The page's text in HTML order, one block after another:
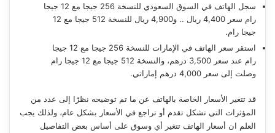
سجل الهاتف في السوق السعودي للنسخة 256 جيجا مع 12 جيجا
رام سعر 4,400 ريال .. و4,900 ريال للنسخة 512 جيجا مع 12
جيجا رام.
استقر سعر الهاتف في الإمارات للنسخة 256 جيجا مع 12 جيجا
رام عند سعر 3,500 درهم، والنسخة 512 جيجا مع 12 جيجا رام
وصلت إلى سعر 4,000 درهم إماراتي.
قد تتغير الأسعار الخاصة بالهاتف عن ما تم توضيحه نظرًا إلى عدد من
المؤثرات التي تشكل تقدم أو تراجع في الأسعار بشكل عام، ولذلك يجب
العلم ان أسعار الهاتف تتغير أي وسوق على أساس بعض التفاصيل